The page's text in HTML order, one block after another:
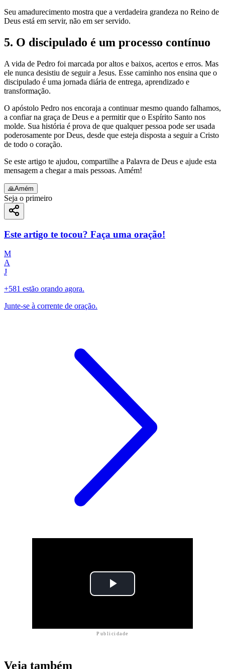
Seu amadurecimento mostra que a verdadeira grandeza no Reino de
Deus está em servir, não em ser servido.
5. O discipulado é um processo contínuo
A vida de Pedro foi marcada por altos e baixos, acertos e erros. Mas
ele nunca desistiu de seguir a Jesus. Esse caminho nos ensina que o
discipulado é uma jornada diária de entrega, aprendizado e
transformação.
O apóstolo Pedro nos encoraja a continuar mesmo quando falhamos,
a confiar na graça de Deus e a permitir que o Espírito Santo nos
molde. Sua história é prova de que qualquer pessoa pode ser usada
poderosamente por Deus, desde que esteja disposta a seguir a Cristo
de todo o coração.
Se este artigo te ajudou, compartilhe a Palavra de Deus e ajude esta
mensagem a chegar a mais pessoas. Amém!
🙏Amém
Seja o primeiro
Este artigo te tocou? Faça uma oração!
M
A
J
+581 estão orando agora.
Junte-se à corrente de oração.
Publicidade
Veja também